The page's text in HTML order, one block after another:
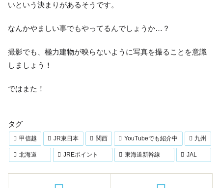
いという決まりがあるそうです。
なんかやましい事でもやってるんでしょうか…？
撮影でも、極力建物が映らないように写真を撮ることを意識
しましょう！
ではまた！
タグ
甲信越 JR東日本 関西 YouTubeでも紹介中 九州
北海道 JREポイント 東海道新幹線 JAL